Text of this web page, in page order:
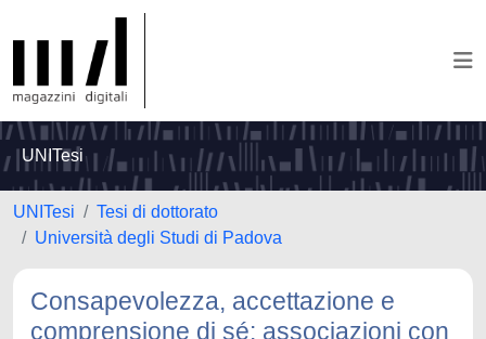
UNITesi
UNITesi
Tesi di dottorato
Università degli Studi di Padova
Consapevolezza, accettazione e
comprensione di sé: associazioni con